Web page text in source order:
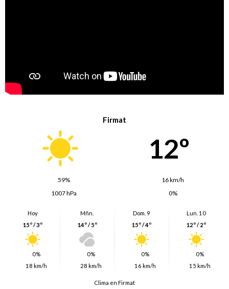
Firmat
12º
59%
16 km/h
1007 hPa
0%
Hoy
15º / 3º
0%
18 km/h
Mñn.
14º / 5º
0%
28 km/h
Dom. 9
15º / 4º
0%
16 km/h
Lun. 10
12º / 2º
0%
15 km/h
Clima en Firmat